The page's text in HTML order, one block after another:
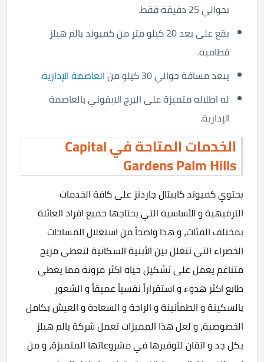
بحوالي 25 دقيقة فقط.
يقع على بعد 20 كيلو متر من كمبوند بالم هيلز
قطاميه.
يبعد مسافة حوالي 30 كيلو من
العاصمة الإدارية.
له اطلاله متميزة على البرج الايقوني بالعاصمة
الإدارية.
الخدمات المتاحة فيCapital
Gardens Palm Hills
يحتوي كمبوند كابيتال جاردنز على كافة الخدمات
الترفيهية و الأساسية التي يحتاجها جميع افراد العائلة
بمختلف الفئات، و هذا واضحاً من استغلال المساحات
الخضراء التي تتغلل بين الأبنية السكانية لتعطي مزيج
متناغم يعمل على تشكيل حياه اكثر مرونة مما يعطي
طابع اكثر هدوء و استقراراً نفسياً عميقاً و الشعور
بالسكينة و الطمأنينة و الراحة و السعادة و العيش بكامل
الخصوصية، و لعل هذا المميزات تعمل شركة بالم هيلز
بكل جد و اتقان لتوفيرها في مشروعاتها المتميزة، و من